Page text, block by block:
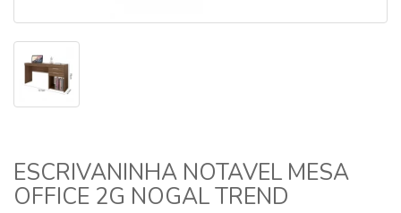
ESCRIVANINHA NOTAVEL MESA
OFFICE 2G NOGAL TREND